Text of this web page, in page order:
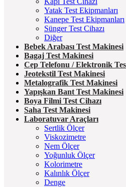
Yatak Test Ekipmanları
Kanepe Test Ekipmanları
Sünger Test Cihazı
Diğer
Bebek Arabası Test Makinesi
Bagaj Test Makinesi
Cep Telefonu / Elektronik
Jeotekstil Test Makinesi
Metalografik Test Makinesi
Yapışkan Bant Test Makinesi
Boya Filmi Test Cihazı
Saha Test Makinesi
Laboratuvar Araçları
Sertlik Ölçer
Viskozimetre
Nem Ölçer
Yoğunluk Ölçer
Kolorimetre
Kalınlık Ölçer
Denge